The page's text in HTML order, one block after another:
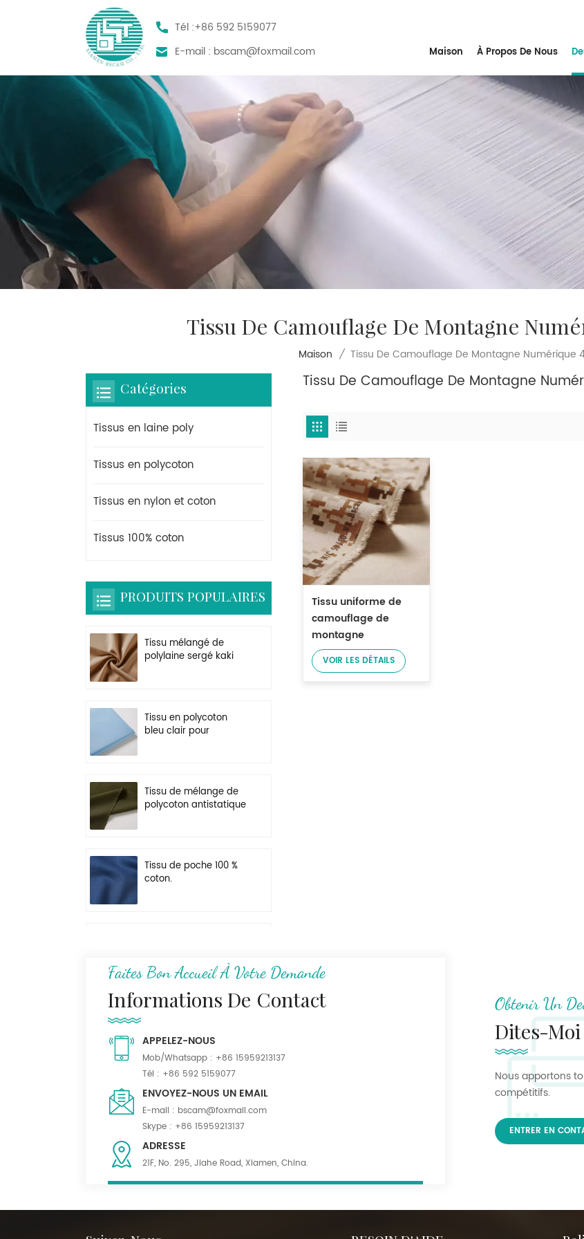
Tél :+86 592 5159077
E-mail : bscam@foxmail.com Maison À Propos De Nous
Tissu De Camouflage De Montagne
Maison / Tissu De Camouflage De Montagne Numérique
Tissu De Camouflage De Montagne
Tissu uniforme de
camouflage de
montagne
numérique
imperméable en
VOIR LES DÉTAILS
Catégories
Tissus en laine poly
Tissus en polycoton
Tissus en nylon et coton
Tissus 100% coton
PRODUITS POPULAIRES
Tissu mélangé de
polylaine sergé kaki
Tissu en polycoton
bleu clair pour
Tissu de mélange de
polycoton antistatique
Tissu de poche 100 %
coton.
montagne numérique
Ripstop 50/50
mélangée pour
uniforme
Tissu mélangé de
imperméable pour
costumes
Faites Bon Accueil À Votre Demande
Informations De Contact
APPELEZ-NOUS
Mob/Whatsapp : +86 15959213137
Tél : +86 592 5159077
ENVOYEZ-NOUS UN EMAIL
E-mail : bscam@foxmail.com
Skype : +86 15959213137
ADRESSE
21F, No. 295, Jiahe Road, Xiamen, China.
Obtenir Un
Dites-Moi
Nous apportons
compétitifs.
ENTRER EN